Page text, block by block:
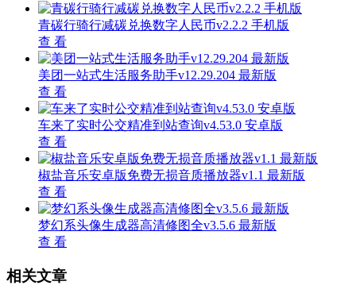
青碳行骑行减碳兑换数字人民币v2.2.2 手机版
查 看
美团一站式生活服务助手v12.29.204 最新版
查 看
车来了实时公交精准到站查询v4.53.0 安卓版
查 看
椒盐音乐安卓版免费无损音质播放器v1.1 最新版
查 看
梦幻系头像生成器高清修图全v3.5.6 最新版
查 看
相关文章